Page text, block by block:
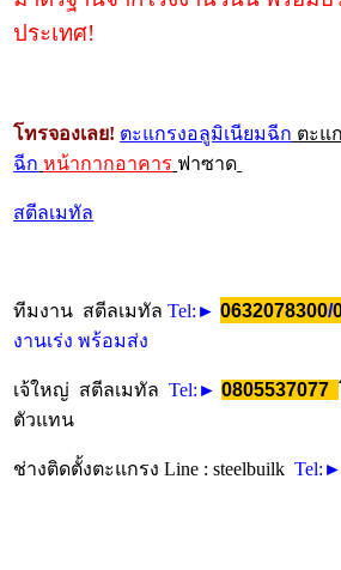
ประเทศ!
โทรจองเลย! ตะแกรงอลูมิเนียมฉีก ตะแ
ฉีก หน้ากากอาคาร ฟาซาด
สตีลเมทัล
ทีมงาน สตีลเมทัลTel:► 0632078300/
งานเร่ง พร้อมส่ง
เจ้ใหญ่ สตีลเมทัลTel:► 0805537077
ตัวแทน
ช่างติดตั้งตะแกรงLine : steelbuilkTel:►